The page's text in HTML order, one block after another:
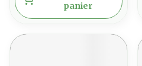
panier